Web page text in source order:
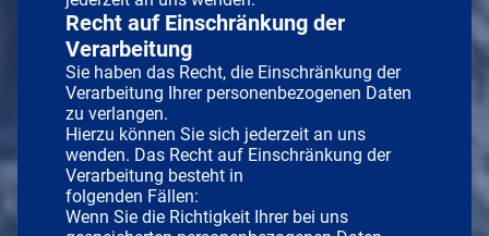
Recht auf Einschränkung der
Verarbeitung
Sie haben das Recht, die Einschränkung der
Verarbeitung Ihrer personenbezogenen Daten
zu verlangen.
Hierzu können Sie sich jederzeit an uns
wenden. Das Recht auf Einschränkung der
Verarbeitung besteht in
folgenden Fällen:
Wenn Sie die Richtigkeit Ihrer bei uns